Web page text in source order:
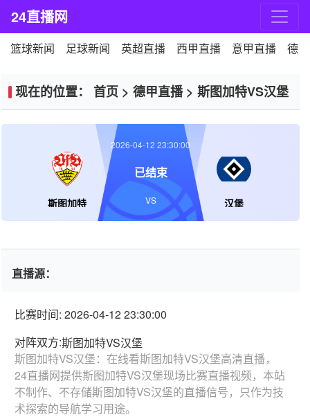
24直播网
篮球新闻 足球新闻 英超直播 西甲直播 意甲直播 德
现在的位置： 首页 > 德甲直播> 斯图加特VS汉堡
斯图加特 汉堡
2026-04-12 23:30:00
已结束
VS
直播源：
比赛时间: 2026-04-12 23:30:00
对阵双方:斯图加特VS汉堡
斯图加特VS汉堡：在线看斯图加特VS汉堡高清直播，
24直播网提供斯图加特VS汉堡现场比赛直播视频，本站
不制作、不存储斯图加特VS汉堡的直播信号，只作为技
术探索的导航学习用途。